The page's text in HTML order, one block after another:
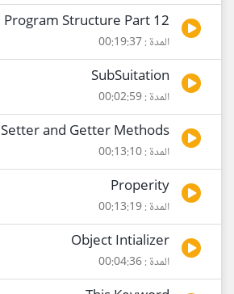
Program Structure Part 12
المدة : 00:19:37
SubSuitation
المدة : 00:02:59
Setter and Getter Methods
المدة : 00:13:10
Properity
المدة : 00:13:19
Object Intializer
المدة : 00:04:36